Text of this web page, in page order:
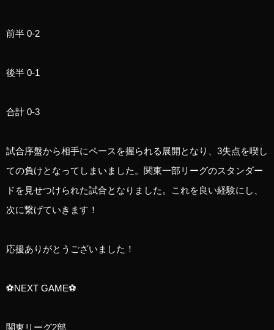
前半 0-2
後半 0-1
合計 0-3
試合序盤から相手にペースを握られる展開となり、3失点を喫し
ての負けとなってしまいました。関東一部リーグのスタンダー
ドを見せつけられた試合となりました。これを良い経験にし、
次に繋げていきます！
応援ありがとうございました！
⚽️NEXT GAME⚽️
関東リーグ2部